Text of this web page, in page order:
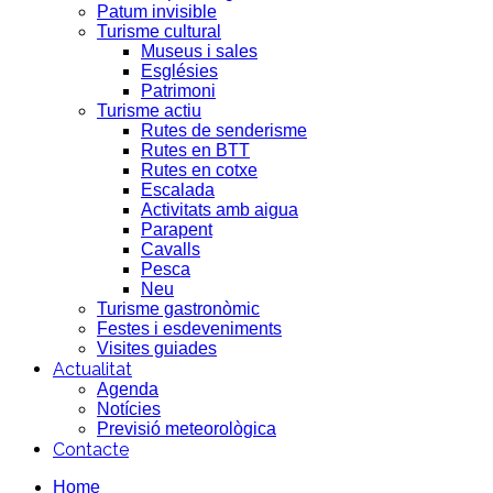
Patum invisible
Turisme cultural
Museus i sales
Esglésies
Patrimoni
Turisme actiu
Rutes de senderisme
Rutes en BTT
Rutes en cotxe
Escalada
Activitats amb aigua
Parapent
Cavalls
Pesca
Neu
Turisme gastronòmic
Festes i esdeveniments
Visites guiades
Actualitat
Agenda
Notícies
Previsió meteorològica
Contacte
Home